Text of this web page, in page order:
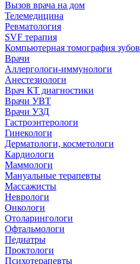
Вызов врача на дом
Телемедицина
Ревматология
SVF терапия
Компьютерная томография зубов
Врачи
Аллергологи-иммунологи
Анестезиологи
Врач КТ диагностики
Врачи УВТ
Врачи УЗД
Гастроэнтерологи
Гинекологи
Дерматологи, косметологи
Кардиологи
Маммологи
Мануальные терапевты
Массажисты
Неврологи
Онкологи
Отоларингологи
Офтальмологи
Педиатры
Проктологи
Психотерапевты